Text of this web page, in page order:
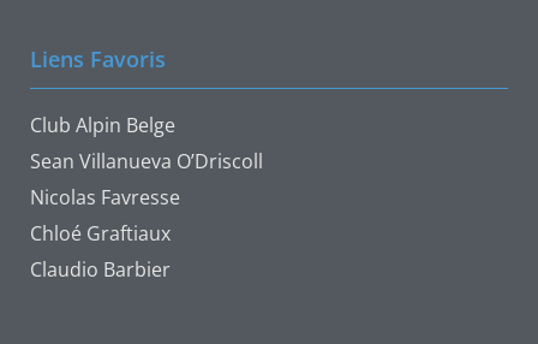
Liens Favoris
Club Alpin Belge
Sean Villanueva O’Driscoll
Nicolas Favresse
Chloé Graftiaux
Claudio Barbier